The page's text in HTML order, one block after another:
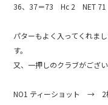
36、37＝73 Hc 2 NET 71
パターもよく入ってくれま
す。
又、一押しのクラブがござ
NO1 ティーショット → 2